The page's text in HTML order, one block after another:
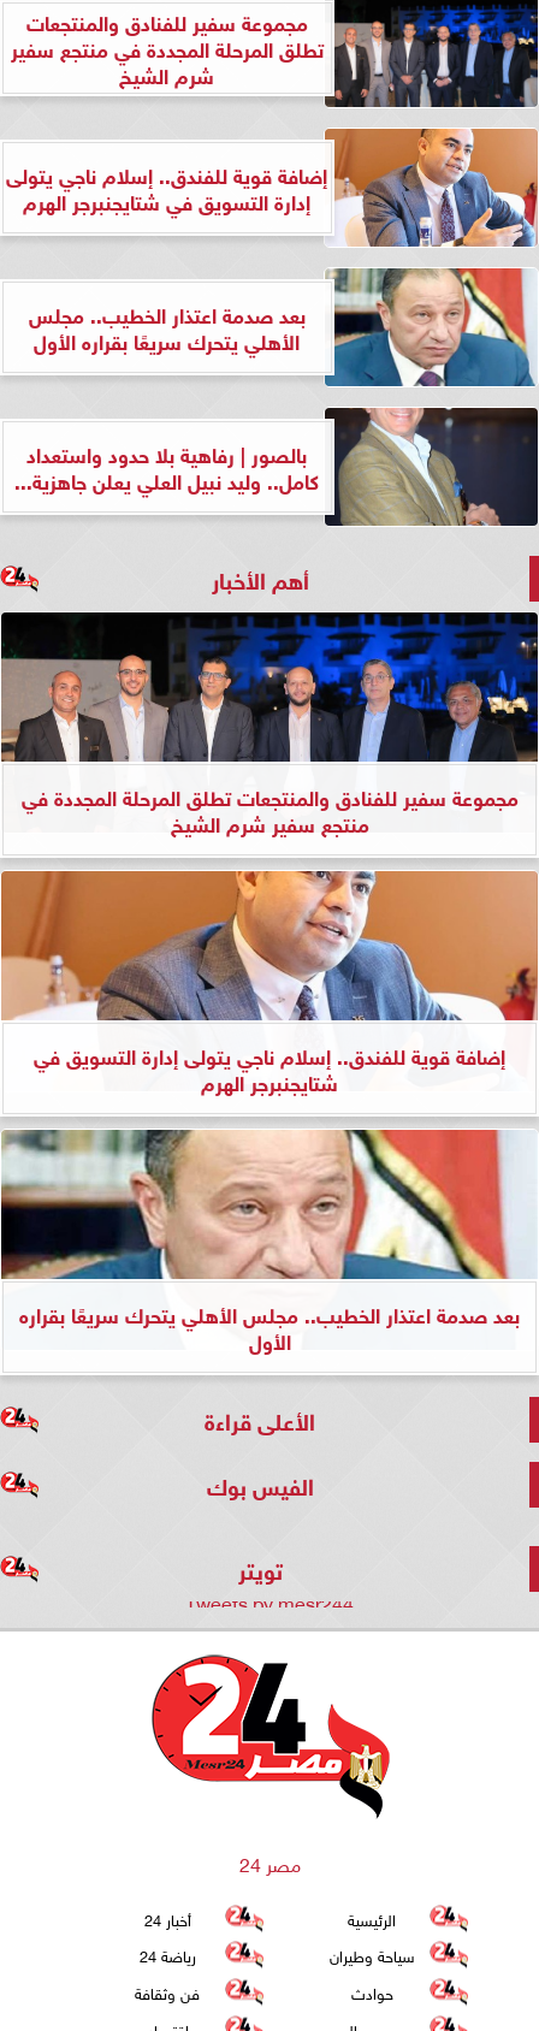
مجموعة سفير للفنادق والمنتجعات
تطلق المرحلة المجددة في منتجع سفير
شرم الشيخ
إضافة قوية للفندق.. إسلام ناجي يتولى
إدارة التسويق في شتايجنبرجر الهرم
بعد صدمة اعتذار الخطيب.. مجلس
الأهلي يتحرك سريعًا بقراره الأول
بالصور | رفاهية بلا حدود واستعداد
كامل.. وليد نبيل العلي يعلن جاهزية...
أهم الأخبار
مجموعة سفير للفنادق والمنتجعات تطلق المرحلة المجددة في
منتجع سفير شرم الشيخ
إضافة قوية للفندق.. إسلام ناجي يتولى إدارة التسويق في
شتايجنبرجر الهرم
بعد صدمة اعتذار الخطيب.. مجلس الأهلي يتحرك سريعًا بقراره
الأول
الأعلى قراءة
الفيس بوك
تويتر
Tweets by mesr244
مصر 24
الرئيسية
أخبار 24
سياحة وطيران
رياضة 24
حوادث
فن وثقافة